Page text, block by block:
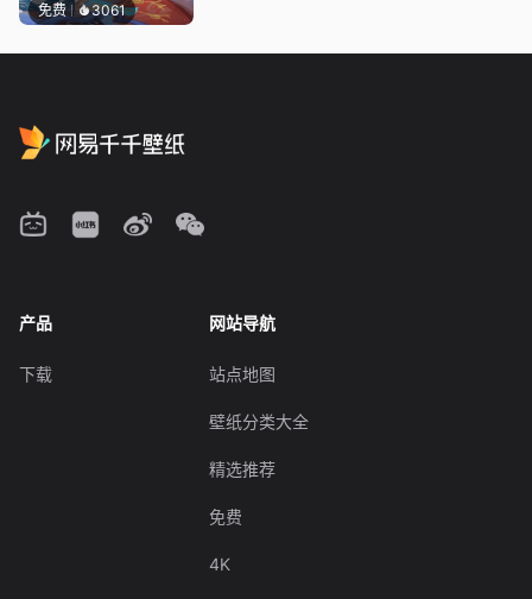
免费 3061
产品
下载
网站导航
站点地图
壁纸分类大全
精选推荐
免费
4K